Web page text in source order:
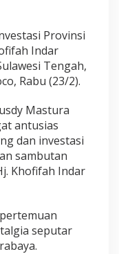
Provinsi
Indar
Tengah,
Rabu (23/2).
Mastura
antusias
dan investasi
sambutan
Khofifah Indar
seputar